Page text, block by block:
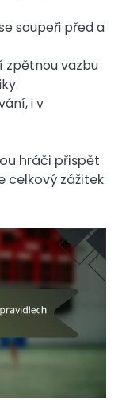
soupeři před a
zpětnou vazbu
i v
hráči přispět
celkový zážitek